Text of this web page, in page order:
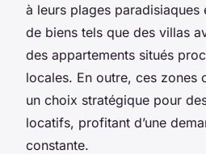
à leurs plages paradisiaques
de biens tels que des villas
des appartements situés
locales. En outre, ces zones
un choix stratégique pour
locatifs, profitant d’une
constante.